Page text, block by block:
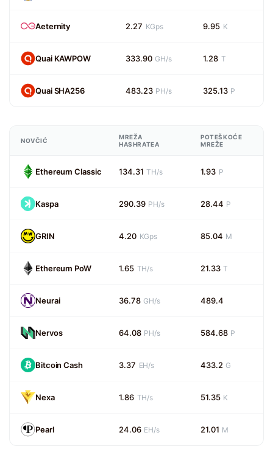
Aeternity 2.27 KGps 9.95 K
Quai KAWPOW 333.90 GH/s 1.28 T
Quai SHA256 483.23 PH/s 325.13 P
NOVČIĆ
MREŽA
HASHRATEA
POTEŠKOĆE
MREŽE
Ethereum Classic 134.31 TH/s 1.93 P
Kaspa 290.39 PH/s 28.44 P
GRIN 4.20 KGps 85.04 M
Ethereum PoW 1.65 TH/s 21.33 T
Neurai 36.78 GH/s 489.4
Nervos 64.08 PH/s 584.68 P
Bitcoin Cash 3.37 EH/s 433.2 G
Nexa 1.86 TH/s 51.35 K
Pearl 24.06 EH/s 21.01 M